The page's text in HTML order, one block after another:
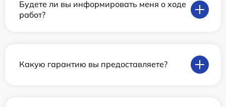
Будете ли вы информировать меня о ходе
работ?
Какую гарантию вы предоставляете?